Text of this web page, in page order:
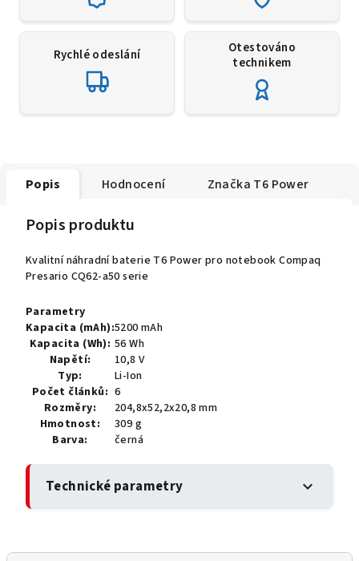
Rychlé odeslání
Otestováno
technikem
Popis Hodnocení Značka T6 Power
Popis produktu
Kvalitní náhradní baterie T6 Power pro notebook Compaq
Presario CQ62-a50 serie
Parametry
Kapacita (mAh):5200 mAh
Kapacita (Wh): 56 Wh
Napětí:
10,8 V
Typ:
Li-Ion
Počet článků: 6
Rozměry:
204,8x52,2x20,8 mm
Hmotnost:
309 g
Barva:
černá
Technické parametry expand_more